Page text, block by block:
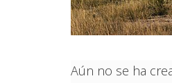
Aún no se ha